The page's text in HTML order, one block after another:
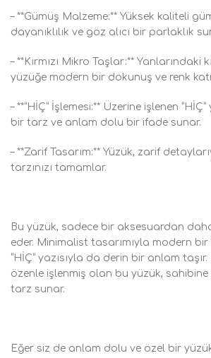
– **Gümüş Malzeme:** Yüksek kaliteli
dayanıklılık ve göz alıcı bir parlaklık
– **Kırmızı Mikro Taşlar:** Yanlarındaki
yüzüğe modern bir dokunuş ve renk
– **”HİÇ” İşlemesi:** Üzerine işlenen
bir tarz ve anlam dolu bir ifade sunar.
– **Zarif Tasarım:** Yüzük, zarif
tarzınızı tamamlar.
Bu yüzük, sadece bir aksesuardan
eder. Minimalist tasarımıyla modern bir
“HİÇ” yazısıyla da derin bir anlam
özenle işlenmiş olan bu yüzük,
tarz sunar.
Eğer siz de anlam dolu ve özel bir